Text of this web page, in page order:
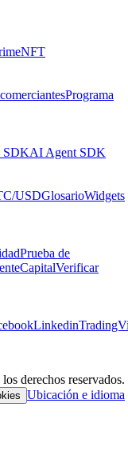
NFT
Programa
SDKAI Agent SDK
USDGlosarioWidgets
Prueba de
CapitalVerificar
Linkedin
derechos reservados.
Ubicación e idioma